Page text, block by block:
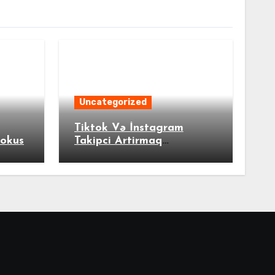
Uncategorized
Tiktok Və İnstagram
Takipci Artirmaq